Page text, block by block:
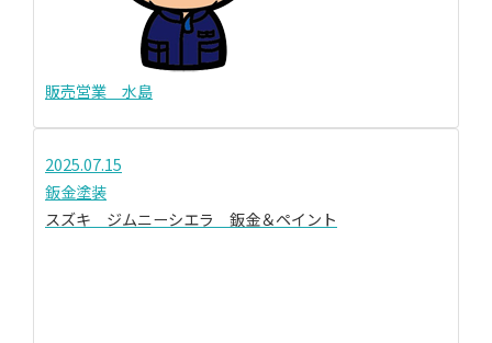
販売営業 水島
2025.07.15
鈑金塗装
スズキ ジムニーシエラ 鈑金＆ペイント